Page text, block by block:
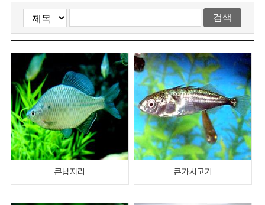
큰납지리 큰가시고기